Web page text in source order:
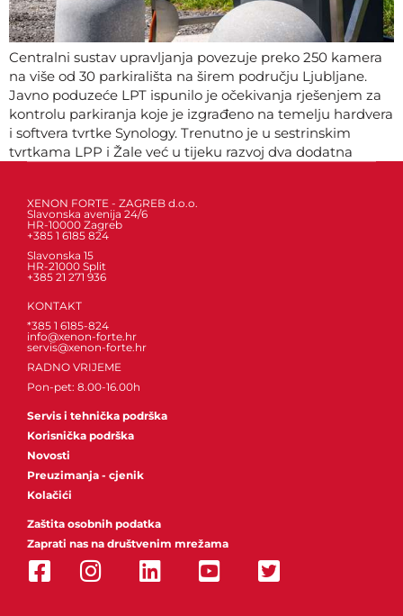
Centralni sustav upravljanja povezuje preko 250 kamera
na više od 30 parkirališta na širem području Ljubljane.
Javno poduzeće LPT ispunilo je očekivanja rješenjem za
kontrolu parkiranja koje je izgrađeno na temelju hardvera
i softvera tvrtke Synology. Trenutno je u sestrinskim
tvrtkama LPP i Žale već u tijeku razvoj dva dodatna
XENON FORTE - ZAGREB d.o.o.
Slavonska avenija 24/6
HR-10000 Zagreb
+385 1 6185 824
Slavonska 15
HR-21000 Split
+385 21 271 936
KONTAKT
*385 1 6185-824
info@xenon-forte.hr
servis@xenon-forte.hr
RADNO VRIJEME
Pon-pet: 8.00-16.00h
Servis i tehnička podrška
Korisnička podrška
Novosti
Preuzimanja - cjenik
Kolačići
Zaštita osobnih podatka
Zaprati nas na društvenim mrežama